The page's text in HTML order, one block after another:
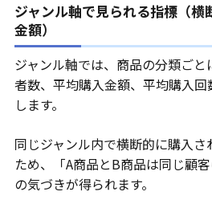
ジャンル軸で見られる指標（
金額）
ジャンル軸では、商品の分類ご
者数、平均購入金額、平均購入
します。
同じジャンル内で横断的に購入
ため、「A商品とB商品は同じ顧
の気づきが得られます。